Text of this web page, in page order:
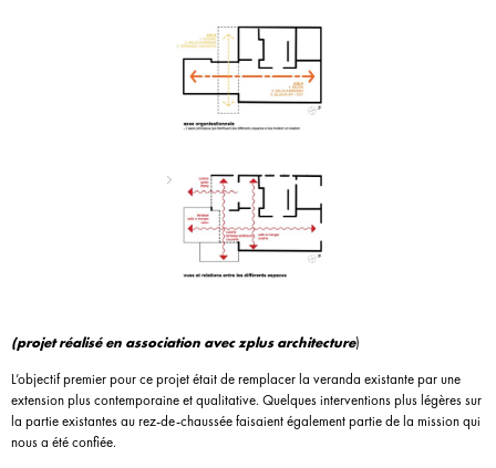
(projet réalisé en association avec zplus architecture)
L’objectif premier pour ce projet était de remplacer la veranda existante par une
extension plus contemporaine et qualitative. Quelques interventions plus légères sur
la partie existantes au rez-de-chaussée faisaient également partie de la mission qui
nous a été confiée.